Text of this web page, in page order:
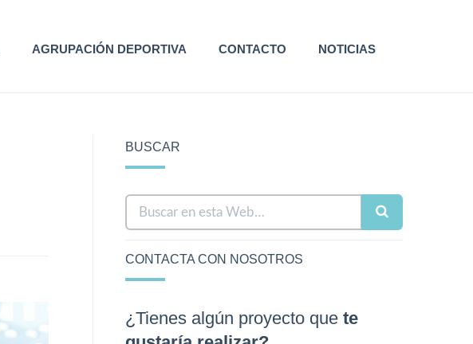
AGRUPACIÓN DEPORTIVA CONTACTO NOTICIAS
BUSCAR
CONTACTA CON NOSOTROS
¿Tienes algún proyecto que te